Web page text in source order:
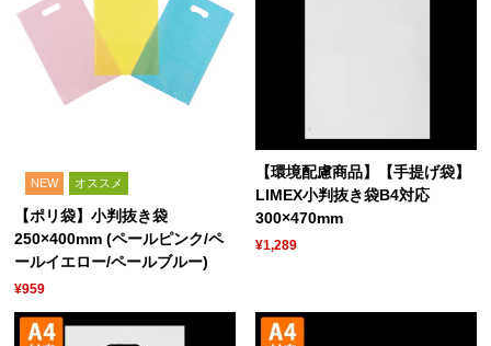
NEW オススメ
【ポリ袋】小判抜き袋
250×400mm (ペールピンク/ペ
ールイエロー/ペールブルー)
¥959
【環境配慮商品】【手提げ袋】
LIMEX小判抜き袋B4対応
300×470mm
¥1,289